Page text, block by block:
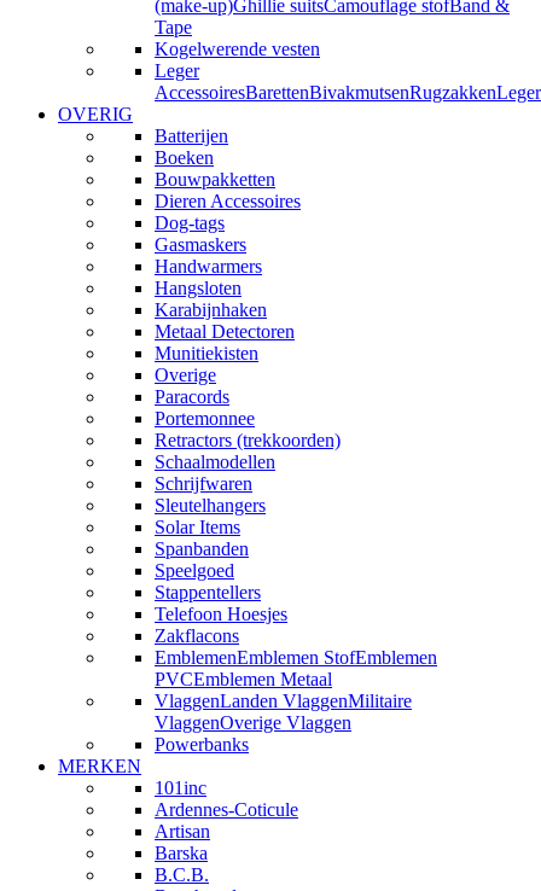
(make-up)Ghillie suitsCamouflage stofBand &
Tape
Kogelwerende vesten
Leger
AccessoiresBarettenBivakmutsenRugzakken
OVERIG
Batterijen
Boeken
Bouwpakketten
Dieren Accessoires
Dog-tags
Gasmaskers
Handwarmers
Hangsloten
Karabijnhaken
Metaal Detectoren
Munitiekisten
Overige
Paracords
Portemonnee
Retractors (trekkoorden)
Schaalmodellen
Schrijfwaren
Sleutelhangers
Solar Items
Spanbanden
Speelgoed
Stappentellers
Telefoon Hoesjes
Zakflacons
EmblemenEmblemen StofEmblemen
PVCEmblemen Metaal
VlaggenLanden VlaggenMilitaire
VlaggenOverige Vlaggen
Powerbanks
MERKEN
101inc
Ardennes-Coticule
Artisan
Barska
B.C.B.